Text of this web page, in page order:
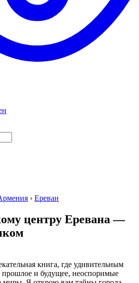
› Ереван
центру Еревана —
книга, где удивительным
прошлое и будущее, неоспоримые